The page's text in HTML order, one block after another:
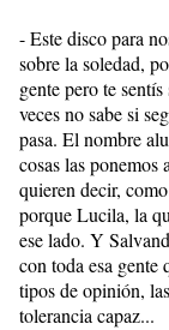
- Este disco para
sobre la soledad,
gente pero te
veces no sabe si
pasa. El nombre
cosas las ponemos
quieren decir,
porque Lucila, la
ese lado. Y
con toda esa gente
tipos de opinión,
tolerancia capaz...